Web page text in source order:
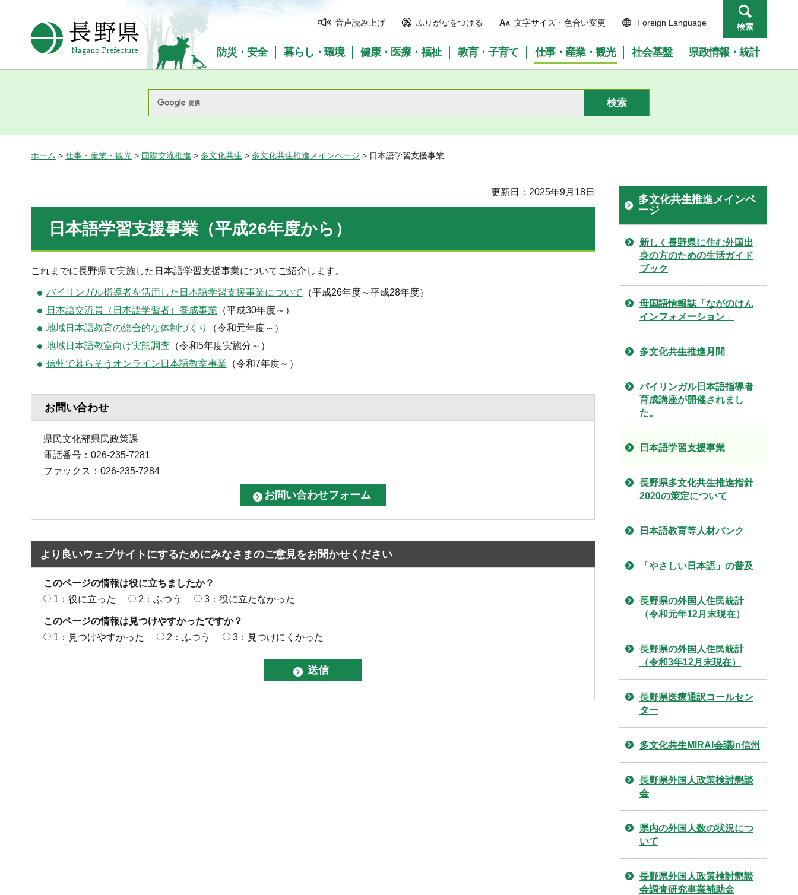
長野県Nagano Prefecture
音声読み上げ ふりがなをつける 文字サイズ・色合い変更 Foreign Language 検索
防災・安全 暮らし・環境 健康・医療・福祉 教育・子育て 仕事・産業・観光 社会基盤 県政情報・統計
ホーム > 仕事・産業・観光 > 国際交流推進 > 多文化共生 > 多文化共生推進メインページ > 日本語学習支援事業
更新日：2025年9月18日
日本語学習支援事業（平成26年度から）
これまでに長野県で実施した日本語学習支援事業についてご紹介します。
バイリンガル指導者を活用した日本語学習支援事業について （平成26年度～平成28年度）
日本語交流員（日本語学習者）養成事業 （平成30年度～）
地域日本語教育の総合的な体制づくり
（令和元年度～）
地域日本語教室向け実態調査 （令和5年度実施分～）
信州で暮らそうオンライン日本語教室事業 （令和7年度～）
お問い合わせ
県民文化部県民政策課
電話番号：026-235-7281
ファックス：026-235-7284
より良いウェブサイトにするためにみなさまのご意見をお聞かせください
このページの情報は役に立ちましたか？
1：役に立った
2：ふつう 3：役に立たなかった
このページの情報は見つけやすかったですか？
1：見つけやすかった
2：ふつう 3：見つけにくかった
多文化共生推進メインペ
ージ
新しく長野県に住む外国出
身の方のための生活ガイド
ブック
母国語情報誌「ながのけん
インフォメーション」
多文化共生推進月間
バイリンガル日本語指導者
育成講座が開催されまし
た。
日本語学習支援事業
長野県多文化共生推進指針
2020の策定について
日本語教育等人材バンク
「やさしい日本語」の普及
長野県の外国人住民統計
（令和元年12月末現在）
長野県の外国人住民統計
（令和3年12月末現在）
長野県医療通訳コールセン
ター
多文化共生MIRAI会議in信州
長野県外国人政策検討懇談
会
県内の外国人数の状況につ
いて
長野県外国人政策検討懇談
会調査研究事業補助金